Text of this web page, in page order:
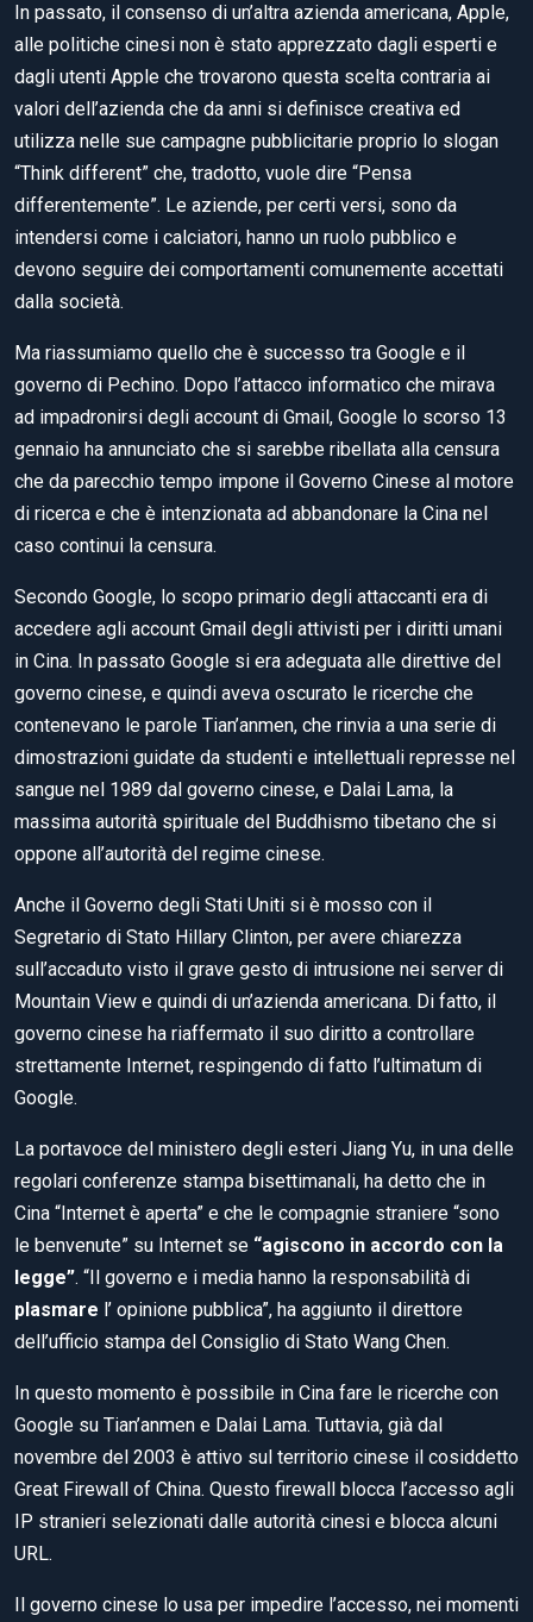
In passato, il consenso di un’altra azienda americana, Apple,
alle politiche cinesi non è stato apprezzato dagli esperti e
dagli utenti Apple che trovarono questa scelta contraria ai
valori dell’azienda che da anni si definisce creativa ed
utilizza nelle sue campagne pubblicitarie proprio lo slogan
“Think different” che, tradotto, vuole dire “Pensa
differentemente”. Le aziende, per certi versi, sono da
intendersi come i calciatori, hanno un ruolo pubblico e
devono seguire dei comportamenti comunemente accettati
dalla società.
Ma riassumiamo quello che è successo tra Google e il
governo di Pechino. Dopo l’attacco informatico che mirava
ad impadronirsi degli account di Gmail, Google lo scorso 13
gennaio ha annunciato che si sarebbe ribellata alla censura
che da parecchio tempo impone il Governo Cinese al motore
di ricerca e che è intenzionata ad abbandonare la Cina nel
caso continui la censura.
Secondo Google, lo scopo primario degli attaccanti era di
accedere agli account Gmail degli attivisti per i diritti umani
in Cina. In passato Google si era adeguata alle direttive del
governo cinese, e quindi aveva oscurato le ricerche che
contenevano le parole Tian’anmen, che rinvia a una serie di
dimostrazioni guidate da studenti e intellettuali represse nel
sangue nel 1989 dal governo cinese, e Dalai Lama, la
massima autorità spirituale del Buddhismo tibetano che si
oppone all’autorità del regime cinese.
Anche il Governo degli Stati Uniti si è mosso con il
Segretario di Stato Hillary Clinton, per avere chiarezza
sull’accaduto visto il grave gesto di intrusione nei server di
Mountain View e quindi di un’azienda americana. Di fatto, il
governo cinese ha riaffermato il suo diritto a controllare
strettamente Internet, respingendo di fatto l’ultimatum di
Google.
La portavoce del ministero degli esteri Jiang Yu, in una delle
regolari conferenze stampa bisettimanali, ha detto che in
Cina “Internet è aperta” e che le compagnie straniere “sono
le benvenute” su Internet se “agiscono in accordo con la
legge”. “Il governo e i media hanno la responsabilità di
plasmare l’ opinione pubblica”, ha aggiunto il direttore
dell’ufficio stampa del Consiglio di Stato Wang Chen.
In questo momento è possibile in Cina fare le ricerche con
Google su Tian’anmen e Dalai Lama. Tuttavia, già dal
novembre del 2003 è attivo sul territorio cinese il cosiddetto
Great Firewall of China. Questo firewall blocca l’accesso agli
IP stranieri selezionati dalle autorità cinesi e blocca alcuni
URL.
Il governo cinese lo usa per impedire l’accesso, nei momenti